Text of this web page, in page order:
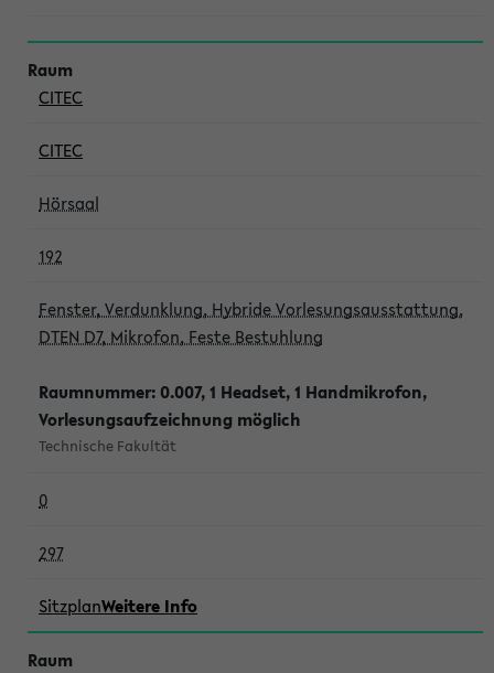
CITEC
CITEC
Hörsaal
192
Fenster, Verdunklung, Hybride Vorlesungsausstattung,
DTEN D7, Mikrofon, Feste Bestuhlung
Raumnummer: 0.007, 1 Headset, 1 Handmikrofon,
Vorlesungsaufzeichnung möglich
Technische Fakultät
0
297
SitzplanWeitere Info